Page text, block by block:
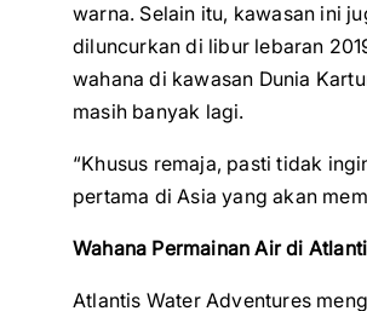
warna. Selain itu, kawasan ini
diluncurkan di libur lebaran
wahana di kawasan Dunia
masih banyak lagi.
“Khusus remaja, pasti tidak
pertama di Asia yang akan
Wahana Permainan Air di
Atlantis Water Adventures